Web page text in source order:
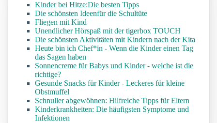
Kinder bei Hitze:Die besten Tipps
Die schönsten Ideenfür die Schultüte
Fliegen mit Kind
Unendlicher Hörspaß mit der tigerbox TOUCH
Die schönsten Aktivitäten mit Kindern nach der Kita
Heute bin ich Chef*in - Wenn die Kinder einen Tag
das Sagen haben
Sonnencreme für Babys und Kinder - welche ist die
richtige?
Gesunde Snacks für Kinder - Leckeres für kleine
Obstmuffel
Schnuller abgewöhnen: Hilfreiche Tipps für Eltern
Kinderkrankheiten: Die häufigsten Symptome und
Infektionen